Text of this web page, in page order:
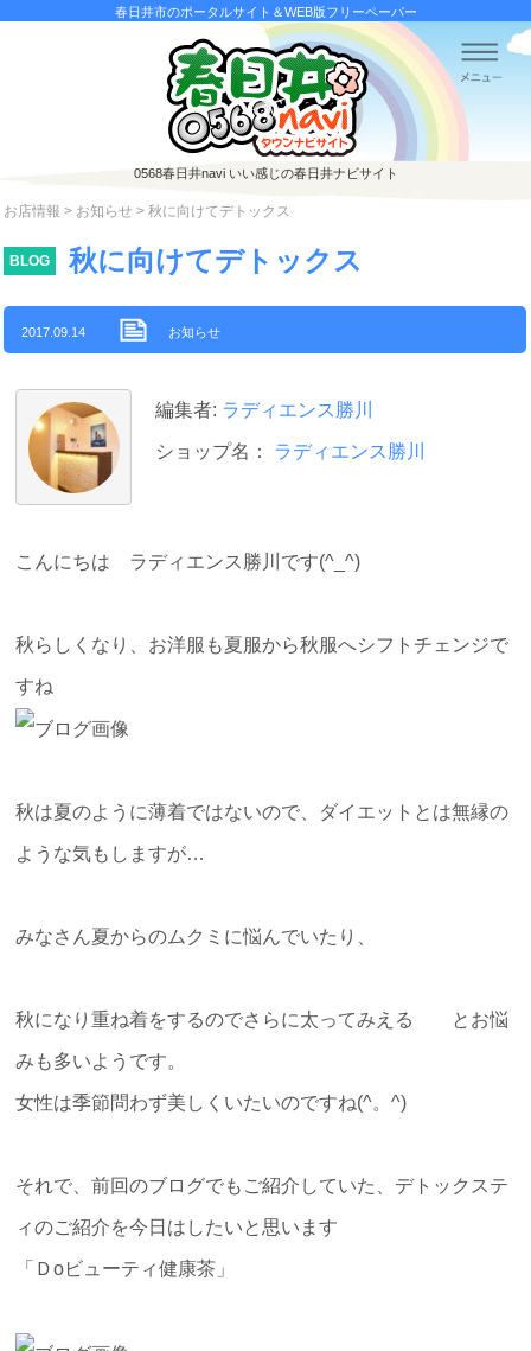
春日井市のポータルサイト＆WEB版フリーペーパー
0568春日井naviいい感じの春日井ナビサイト
お店情報 > お知らせ > 秋に向けてデトックス
秋に向けてデトックス
BLOG
2017.09.14 お知らせ
編集者: ラディエンス勝川
ショップ名： ラディエンス勝川
こんにちは ラディエンス勝川です(^_^)
秋らしくなり、お洋服も夏服から秋服へシフトチェンジで
すね
秋は夏のように薄着ではないので、ダイエットとは無縁の
ような気もしますが…
みなさん夏からのムクミに悩んでいたり、
秋になり重ね着をするのでさらに太ってみえる とお悩
みも多いようです。
女性は季節問わず美しくいたいのですね(^。^)
それで、前回のブログでもご紹介していた、デトックステ
ィのご紹介を今日はしたいと思います
「Ｄoビューティ健康茶」